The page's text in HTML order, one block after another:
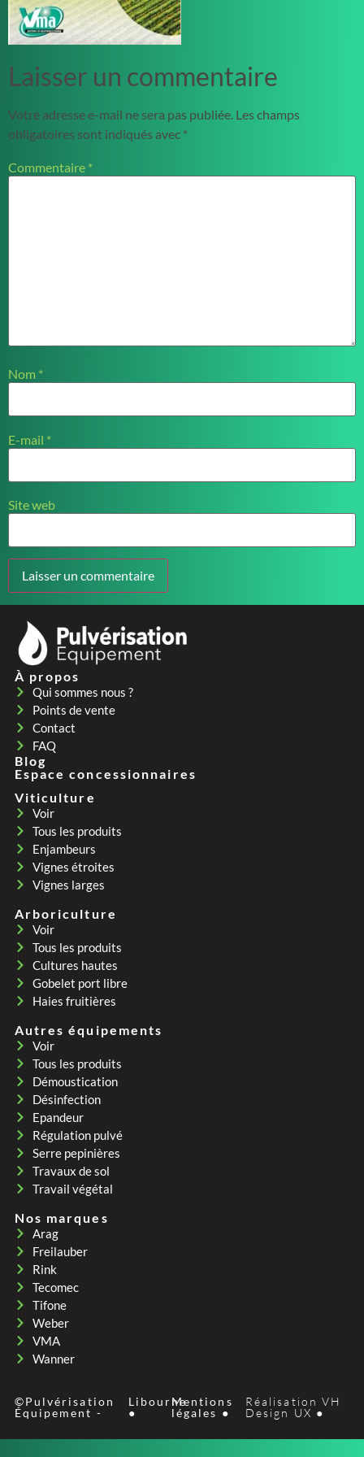
Laisser un commentaire
Votre adresse e-mail ne sera pas publiée. Les champs
obligatoires sont indiqués avec *
Commentaire *
Nom *
E-mail *
Site web
À propos
Qui sommes nous ?
Points de vente
Contact
FAQ
Blog
Espace concessionnaires
Viticulture
Voir
Tous les produits
Enjambeurs
Vignes étroites
Vignes larges
Arboriculture
Voir
Tous les produits
Cultures hautes
Gobelet port libre
Haies fruitières
Autres équipements
Voir
Tous les produits
Démoustication
Désinfection
Epandeur
Régulation pulvé
Serre pepinières
Travaux de sol
Travail végétal
Nos marques
Arag
Freilauber
Rink
Tecomec
Tifone
Weber
VMA
Wanner
©Pulvérisation
Équipement -
Libourne
●
Mentions
légales ●
Réalisation VH
Design UX ●